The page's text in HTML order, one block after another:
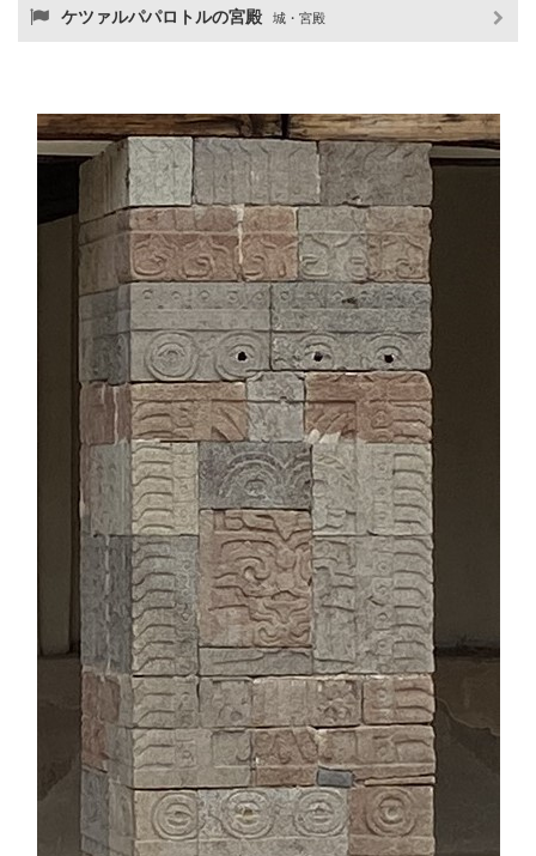
ケツァルパパロトルの宮殿 城・宮殿